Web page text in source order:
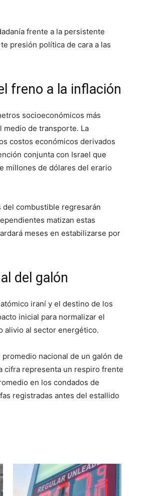
frente a la persistente
presión política de cara a las
freno a la inflación
socioeconómicos más
medio de transporte. La
costos económicos derivados
conjunta con Israel que
millones de dólares del erario
combustible regresarán
matizan estas
meses en estabilizarse por
del galón
iraní y el destino de los
inicial para normalizar el
alivio al sector energético.
promedio nacional de un galón de
cifra representa un respiro frente
en los condados de
registradas antes del estallido